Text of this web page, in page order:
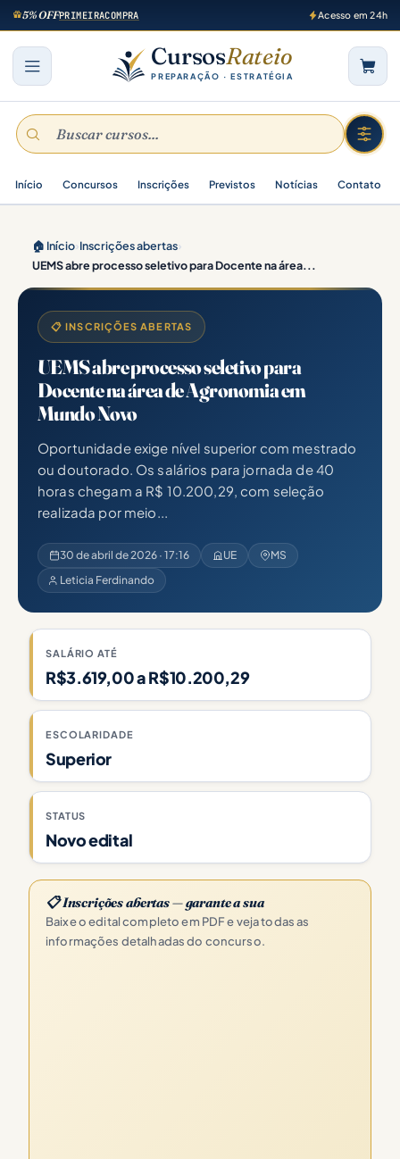
5% OFFPRIMEIRACOMPRA Acesso em 24h
CursosRateio
PREPARAÇÃO · ESTRATÉGIA
Início Concursos Inscrições Previstos Notícias Contato
🏠 Início›Inscrições abertas›
UEMS abre processo seletivo para Docente na área...
📋 INSCRIÇÕES ABERTAS
UEMS abre processo seletivo para
Docente na área de Agronomia em
Mundo Novo
Oportunidade exige nível superior com mestrado
ou doutorado. Os salários para jornada de 40
horas chegam a R$ 10.200,29, com seleção
realizada por meio...
30 de abril de 2026 · 17:16 UE
MS
Leticia Ferdinando
SALÁRIO ATÉ
R$3.619,00 a R$10.200,29
ESCOLARIDADE
Superior
STATUS
Novo edital
📋 Inscrições abertas — garante a sua
Baixe o edital completo em PDF e veja todas as
informações detalhadas do concurso.